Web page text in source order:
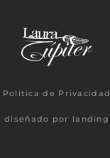
Política de Privacidad
diseñado por landing